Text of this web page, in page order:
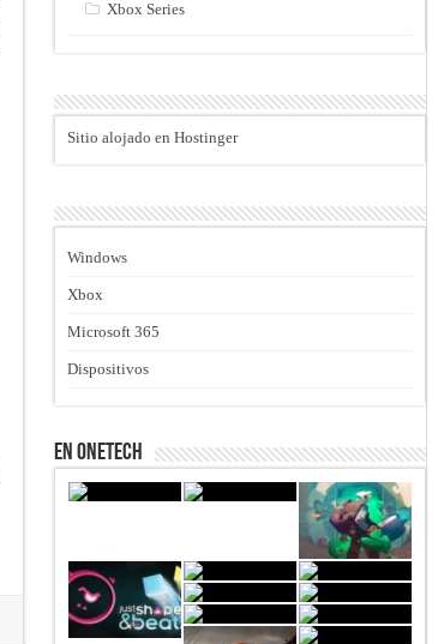
Xbox Series
Sitio alojado en Hostinger
Windows
Xbox
Microsoft 365
Dispositivos
En Onetech